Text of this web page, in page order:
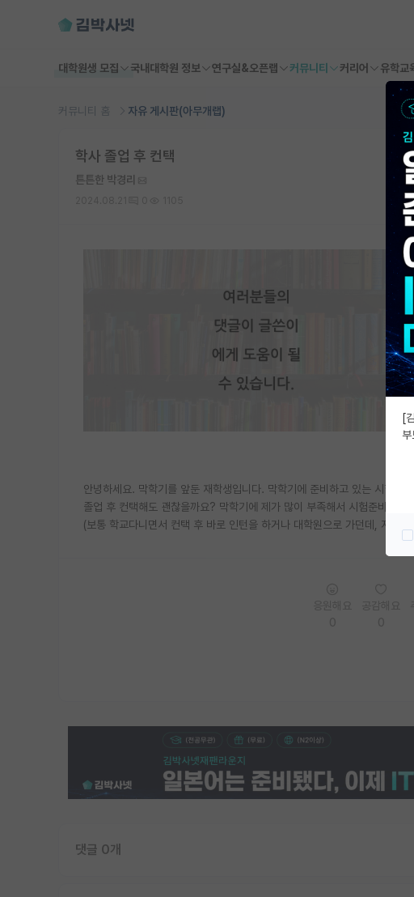
대학원생 모집 국내대학원 정보 연구실&오픈랩 커뮤니티 커리어 유학교
커뮤니티 홈 자유 게시판(아무개랩)
학사 졸업 후 컨택
튼튼한 박경리
안녕하세요. 막학기를 앞둔 재학생입니다. 막학기에 준비하고 있는 시험이
졸업 후 컨택해도 괜찮을까요? 막학기에 제가 많이 부족해서 시험준비와 동
(보통 학교다니면서 컨택 후 바로 인턴을 하거나 대학원으로 가던데, 저만
댓글 0개
[